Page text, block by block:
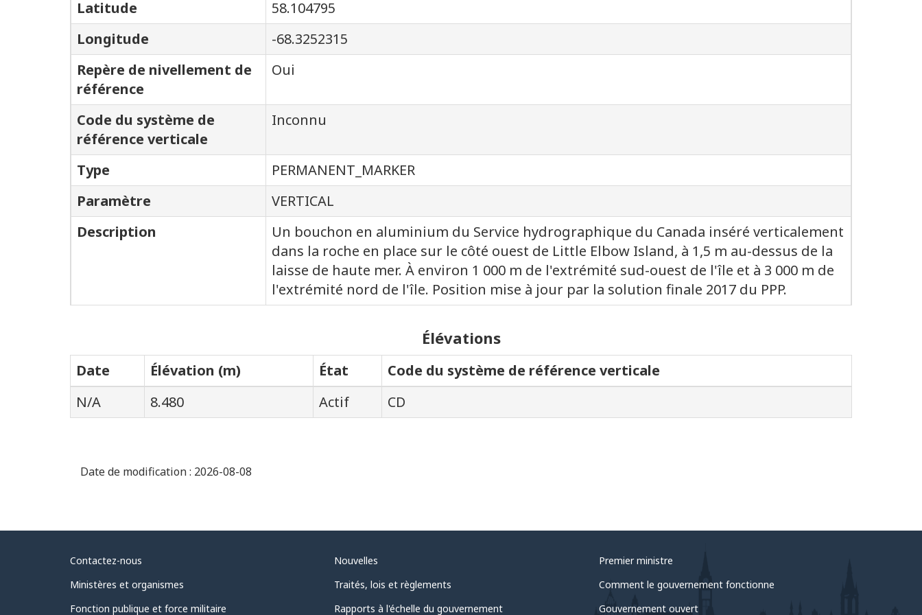
Latitude
58.104795
Longitude
-68.3252315
Repère de nivellement de
référence
Oui
Code du système de
référence verticale
Inconnu
Type
PERMANENT_MARKER
Paramètre
VERTICAL
Description
Un bouchon en aluminium du Service hydrographique du Canada inséré verticalement
dans la roche en place sur le côté ouest de Little Elbow Island, à 1,5 m au-dessus de la
laisse de haute mer. À environ 1 000 m de l'extrémité sud-ouest de l'île et à 3 000 m de
l'extrémité nord de l'île. Position mise à jour par la solution finale 2017 du PPP.
Élévations
Date Élévation (m) État
Code du système de référence verticale
N/A
8.480 Actif CD
Date de modification : 2026-08-08
Au
sujet
du
Contactez-nous
Ministères et organismes
Fonction publique et force militaire
Nouvelles
Traités, lois et règlements
Rapports à l'échelle du gouvernement
Premier ministre
Comment le gouvernement fonctionne
Gouvernement ouvert